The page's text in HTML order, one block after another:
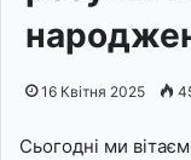
16 Квітня 2025
Сьогодні ми